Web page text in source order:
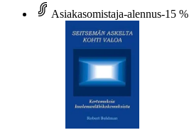
Asiakasomistaja-alennus-15 %